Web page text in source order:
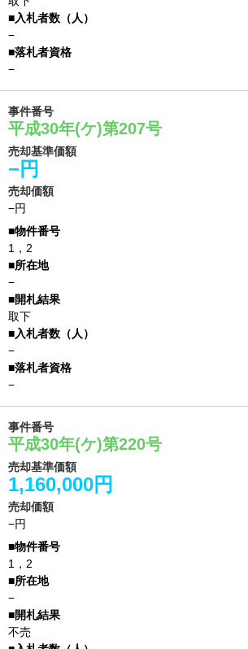
−
−
事件番号
平成30年(ケ)第207号
売却基準価額
−円
売却価額
−円
1，2
−
取下
−
−
事件番号
平成30年(ケ)第220号
売却基準価額
1,160,000円
売却価額
−円
1，2
−
不売